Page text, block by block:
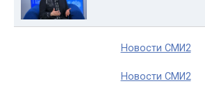
Новости СМИ2
Новости СМИ2